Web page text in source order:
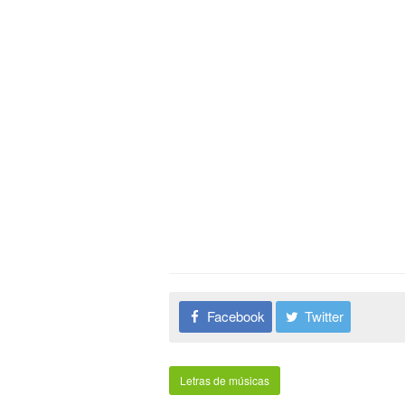
Facebook Twitter
Letras de músicas